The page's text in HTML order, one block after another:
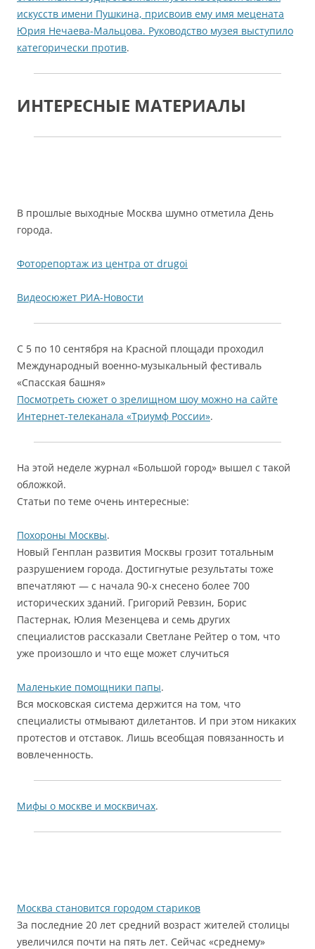
искусств имени Пушкина, присвоив ему имя мецената
Юрия Нечаева-Мальцова. Руководство музея выступило
категорически против.
ИНТЕРЕСНЫЕ МАТЕРИАЛЫ
В прошлые выходные Москва шумно отметила День
города.
Фоторепортаж из центра от drugoi
Видеосюжет РИА-Новости
С 5 по 10 сентября на Красной площади проходил
Международный военно-музыкальный фестиваль
«Спасская башня»
Посмотреть сюжет о зрелищном шоу можно на сайте
Интернет-телеканала «Триумф России».
На этой неделе журнал «Большой город» вышел с такой
обложкой.
Статьи по теме очень интересные:
Похороны Москвы.
Новый Генплан развития Москвы грозит тотальным
разрушением города. Достигнутые результаты тоже
впечатляют — с начала 90-х снесено более 700
исторических зданий. Григорий Ревзин, Борис
Пастернак, Юлия Мезенцева и семь других
специалистов рассказали Светлане Рейтер о том, что
уже произошло и что еще может случиться
Маленькие помощники папы.
Вся московская система держится на том, что
специалисты отмывают дилетантов. И при этом никаких
протестов и отставок. Лишь всеобщая повязанность и
вовлеченность.
Мифы о москве и москвичах.
Москва становится городом стариков
За последние 20 лет средний возраст жителей столицы
увеличился почти на пять лет. Сейчас «среднему»